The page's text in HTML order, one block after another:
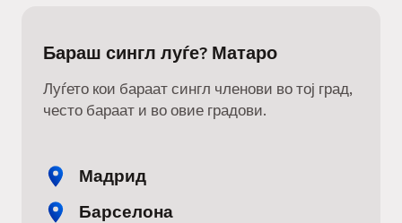
Бараш сингл луѓе? Матаро
Луѓето кои бараат сингл членови во тој град,
често бараат и во овие градови.
Мадрид
Барселона